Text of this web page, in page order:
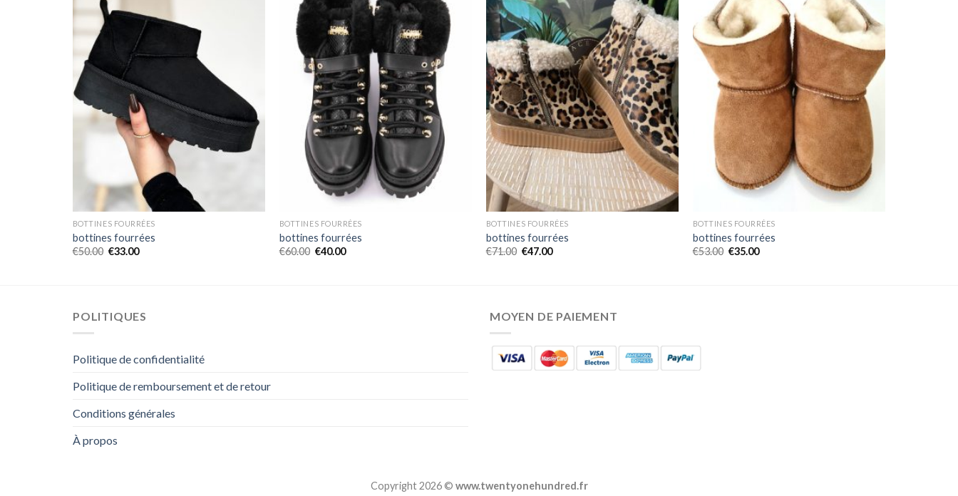
BOTTINES FOURRÉES
bottines fourrées
€50.00 €33.00
BOTTINES FOURRÉES
bottines fourrées
€60.00 €40.00
BOTTINES FOURRÉES
bottines fourrées
€71.00 €47.00
BOTTINES FOURRÉES
bottines fourrées
€53.00 €35.00
POLITIQUES
Politique de confidentialité
Politique de remboursement et de retour
Conditions générales
À propos
MOYEN DE PAIEMENT
Copyright 2026 © www.twentyonehundred.fr